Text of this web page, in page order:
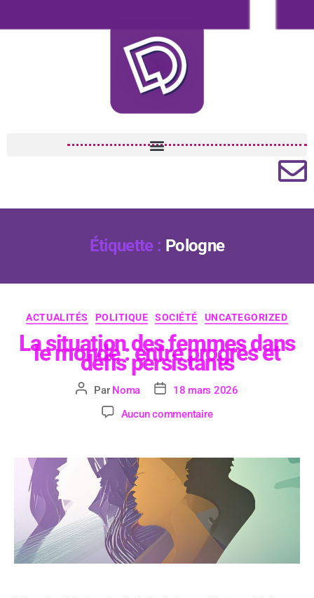
Étiquette : Pologne
ACTUALITÉS POLITIQUE SOCIÉTÉ UNCATEGORIZED
La situation des femmes dans
le monde : entre progrès et
défis persistants
Par Noma
18 mars 2026
Aucun commentaire